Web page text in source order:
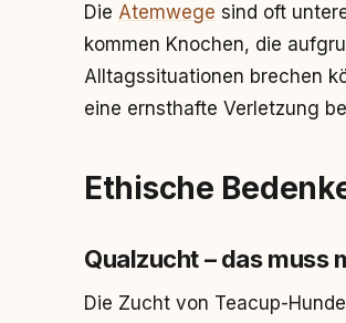
Die Atemwege sind oft
kommen Knochen, die
Alltagssituationen brechen
eine ernsthafte Verletzung
Ethische
Qualzucht – das muss
Die Zucht von Teacup-